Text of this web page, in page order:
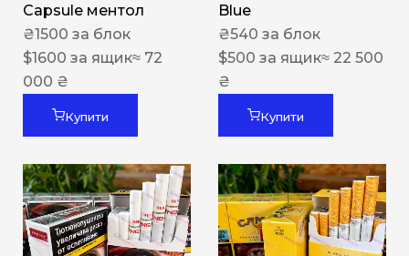
Capsule ментол
₴1500 за блок
$1600 за ящик≈ 72
000 ₴
Купити
Blue
₴540 за блок
$500 за ящик≈ 22 500
₴
Купити